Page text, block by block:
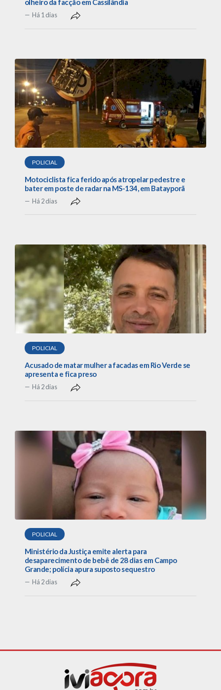
olheiro da facção em Cassilândia
Há 1 dias
POLICIAL
Motociclista fica ferido após atropelar pedestre e
bater em poste de radar na MS-134, em Batayporã
Há 2 dias
POLICIAL
Acusado de matar mulher a facadas em Rio Verde se
apresenta e fica preso
Há 2 dias
POLICIAL
Ministério da Justiça emite alerta para
desaparecimento de bebê de 28 dias em Campo
Grande; polícia apura suposto sequestro
Há 2 dias